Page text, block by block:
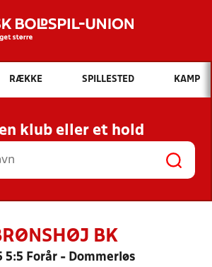
Hvad vil du søge efter?
INDHOLD OG NYHEDER
RESULTATER, KLUBBER OG
HOLD
RÆKKE SPILLESTED KAMP
klub eller et hold
BK
5:5 Forår - Dommerløs